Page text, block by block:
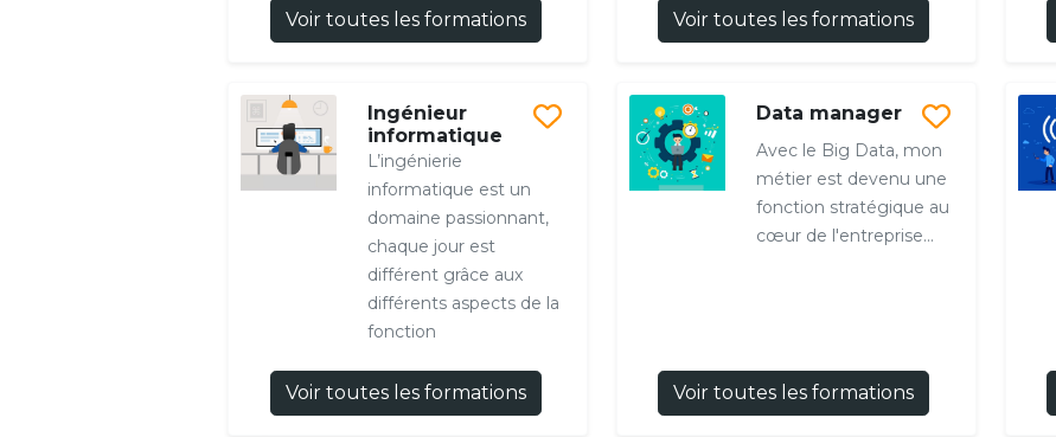
Voir toutes les formations Voir toutes les formations
Ingénieur
informatique
L’ingénierie
informatique est un
domaine passionnant,
chaque jour est
différent grâce aux
différents aspects de la
fonction
Voir toutes les formations
Data manager
Avec le Big Data, mon
métier est devenu une
fonction stratégique au
cœur de l'entreprise...
Voir toutes les formations